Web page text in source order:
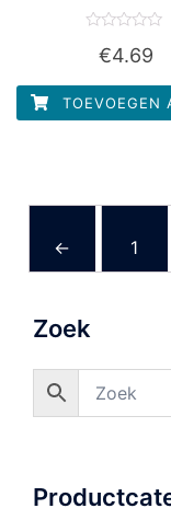
5
€4.69
TOEVOEGEN
← 1
Zoek